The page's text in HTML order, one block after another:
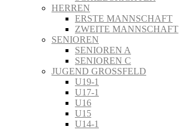
HERREN
ERSTE MANNSCHAFT
ZWEITE MANNSCHAFT
SENIOREN
SENIOREN A
SENIOREN C
JUGEND GROSSFELD
U19-1
U17-1
U16
U15
U14-1